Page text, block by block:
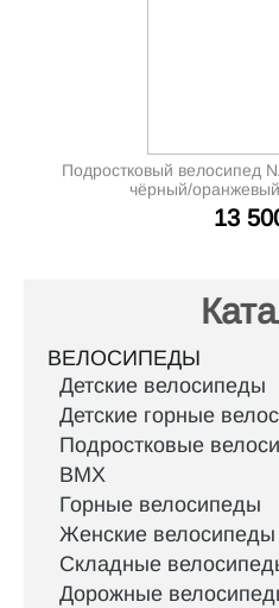
Подростковый велосипед
чёрный/
13
ВЕЛОСИПЕДЫ
Детские велосипеды
Детские горные
Подростковые
BMX
Горные велосипеды
Женские велосипеды
Складные
Дорожные